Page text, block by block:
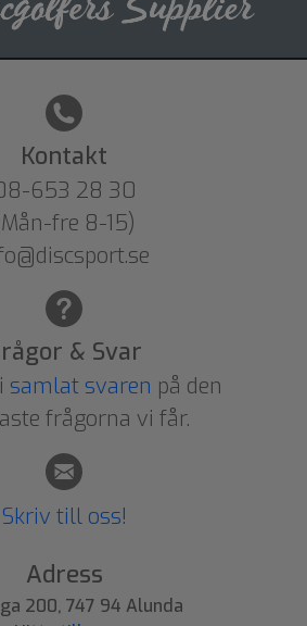
Kontakt
653 28 30
fre 8-15)
& Svar
samlat svaren på den
frågorna vi får.
Skriv till oss!
Adress
200, 747 94 Alunda